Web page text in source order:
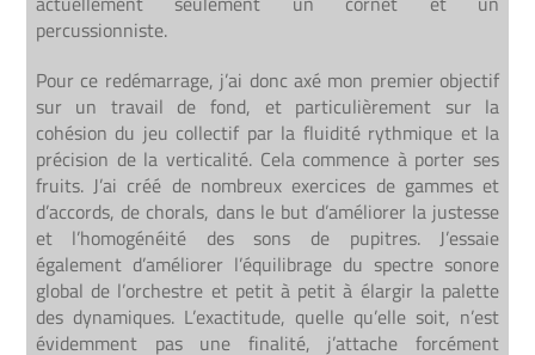
percussionniste.
Pour ce redémarrage, j’ai donc axé mon premier objectif
sur un travail de fond, et particulièrement sur la
cohésion du jeu collectif par la fluidité rythmique et la
précision de la verticalité. Cela commence à porter ses
fruits. J’ai créé de nombreux exercices de gammes et
d’accords, de chorals, dans le but d’améliorer la justesse
et l’homogénéité des sons de pupitres. J’essaie
également d’améliorer l’équilibrage du spectre sonore
global de l’orchestre et petit à petit à élargir la palette
des dynamiques. L’exactitude, quelle qu’elle soit, n’est
évidemment pas une finalité, j’attache forcément